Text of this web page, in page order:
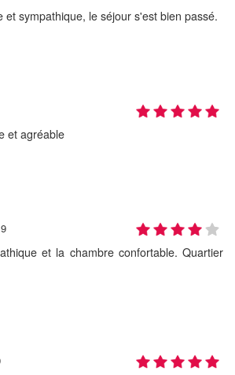
et sympathique, le séjour s'est bien passé.
et agréable
et la chambre confortable. Quartier